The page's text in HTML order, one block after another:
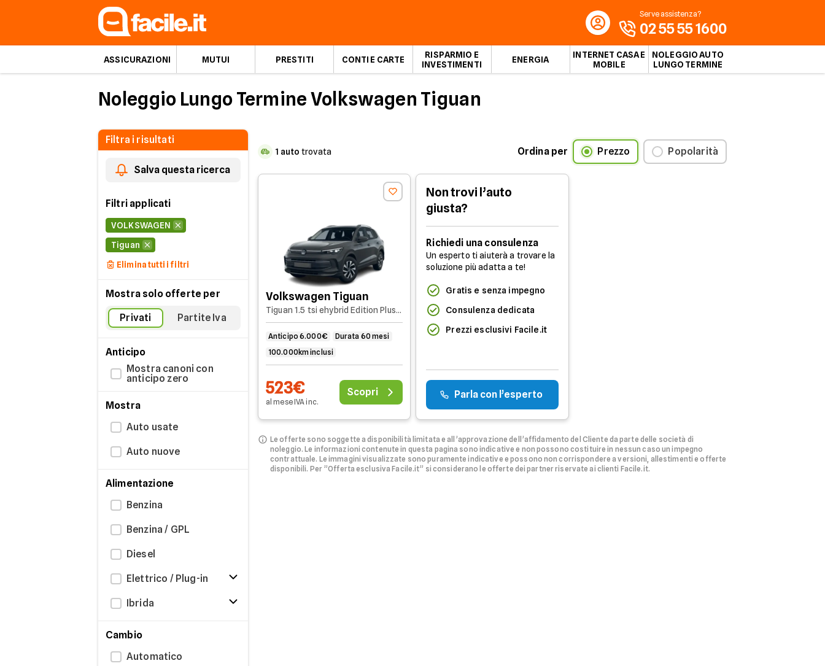
ASSICURAZIONI MUTUI PRESTITI CONTI E CARTE
RISPARMIO E
INVESTIMENTI
ENERGIA
INTERNET CASA E
MOBILE
NOLEGGIO AUTO
LUNGO TERMINE
Serve assistenza?
02 55 55 1600
Noleggio Lungo Termine Volkswagen Tiguan
Filtra i risultati
Salva questa ricerca
Filtri applicati
VOLKSWAGEN
Tiguan
Elimina tutti i filtri
Mostra solo offerte per
Privati Partite Iva
Anticipo
Mostra canoni con
anticipo zero
Mostra
Auto usate
Auto nuove
Alimentazione
Benzina
Benzina / GPL
Diesel
Elettrico / Plug-in
Ibrida
Cambio
Automatico
1 auto trovata Ordina per Prezzo Popolarità
Volkswagen Tiguan
Tiguan 1.5 tsi ehybrid Edition Plus 204cv dsg
Anticipo 6.000€
Durata 60 mesi
100.000km inclusi
523€
al meseIVAinc.
Scopri
Non trovi l’auto
giusta?
Richiedi una consulenza
Un esperto ti aiuterà a trovare la
soluzione più adatta a te!
Gratis e senza impegno
Consulenza dedicata
Prezzi esclusivi Facile.it
Parla con l’esperto
Le offerte sono soggette a disponibilità limitata e all’approvazione dell’affidamento del Cliente da parte delle società di
noleggio. Le informazioni contenute in questa pagina sono indicative e non possono costituire in nessun caso un impegno
contrattuale. Le immagini visualizzate sono puramente indicative e possono non corrispondere a versioni, allestimenti e offerte
disponibili. Per ”Offerta esclusiva Facile.it” si considerano le offerte dei partner riservate ai clienti Facile.it.